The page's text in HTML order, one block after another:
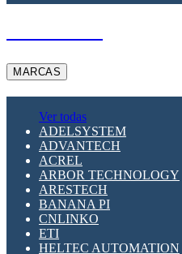
MARCAS
Ver todas
ADELSYSTEM
ADVANTECH
ACREL
ARBOR TECHNOLOGY
ARESTECH
BANANA PI
CNLINKO
ETI
HELTEC AUTOMATION